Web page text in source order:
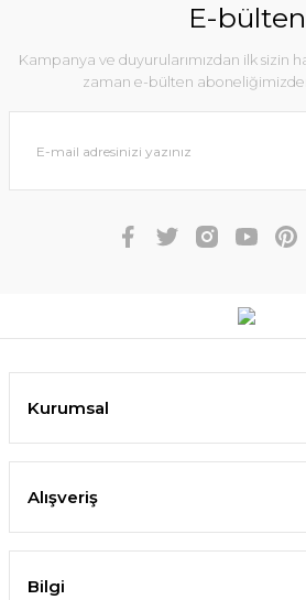
E-bülten
Kampanya ve duyurularımızdan ilk sizin
zaman e-bülten
Kurumsal
Alışveriş
Bilgi